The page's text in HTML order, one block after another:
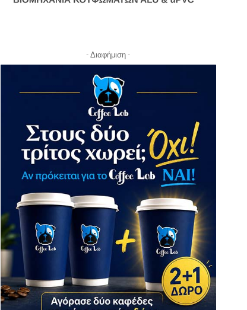
- Διαφήμιση -